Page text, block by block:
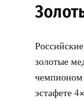
золотые
чемпионом
эстафете